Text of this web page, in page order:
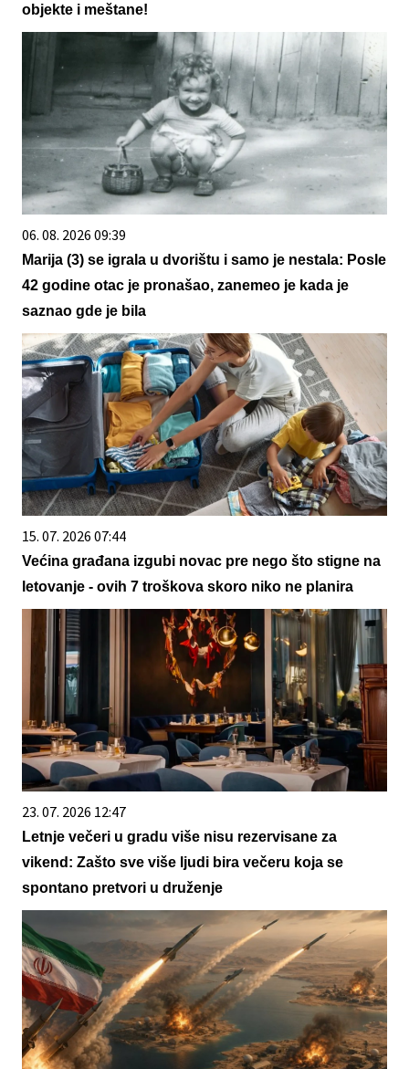
objekte i meštane!
06. 08. 2026 09:39
Marija (3) se igrala u dvorištu i samo je nestala: Posle
42 godine otac je pronašao, zanemeo je kada je
saznao gde je bila
15. 07. 2026 07:44
Većina građana izgubi novac pre nego što stigne na
letovanje - ovih 7 troškova skoro niko ne planira
23. 07. 2026 12:47
Letnje večeri u gradu više nisu rezervisane za
vikend: Zašto sve više ljudi bira večeru koja se
spontano pretvori u druženje